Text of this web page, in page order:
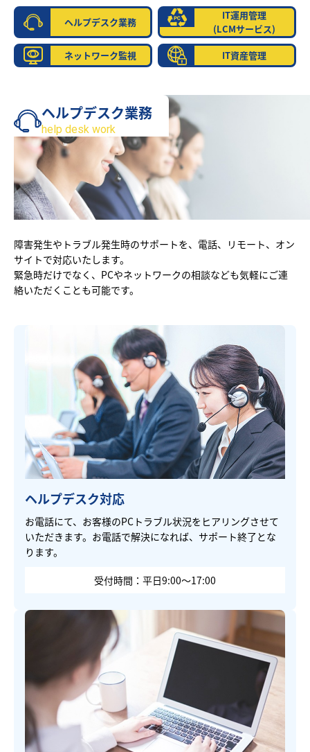
ヘルプデスク業務
IT運用管理
(LCMサービス)
ネットワーク監視
IT資産管理
ヘルプデスク業務
help desk work
障害発生やトラブル発生時のサポートを、電話、リモート、オン
サイトで対応いたします。
緊急時だけでなく、PCやネットワークの相談なども気軽にご連
絡いただくことも可能です。
ヘルプデスク対応
お電話にて、お客様のPCトラブル状況をヒアリングさせて
いただきます。お電話で解決になれば、サポート終了とな
ります。
受付時間：平日9:00～17:00